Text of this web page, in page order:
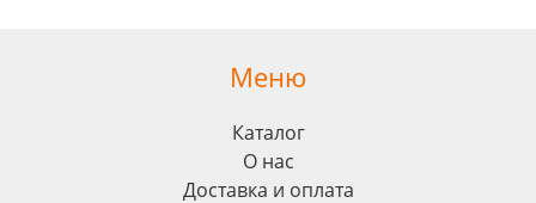
Меню
Каталог
О нас
Доставка и оплата